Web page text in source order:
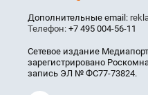
Дополнительные email:
Телефон: +7 495 004-56-11
Сетевое издание
зарегистрировано
запись ЭЛ № ФС77-73824.